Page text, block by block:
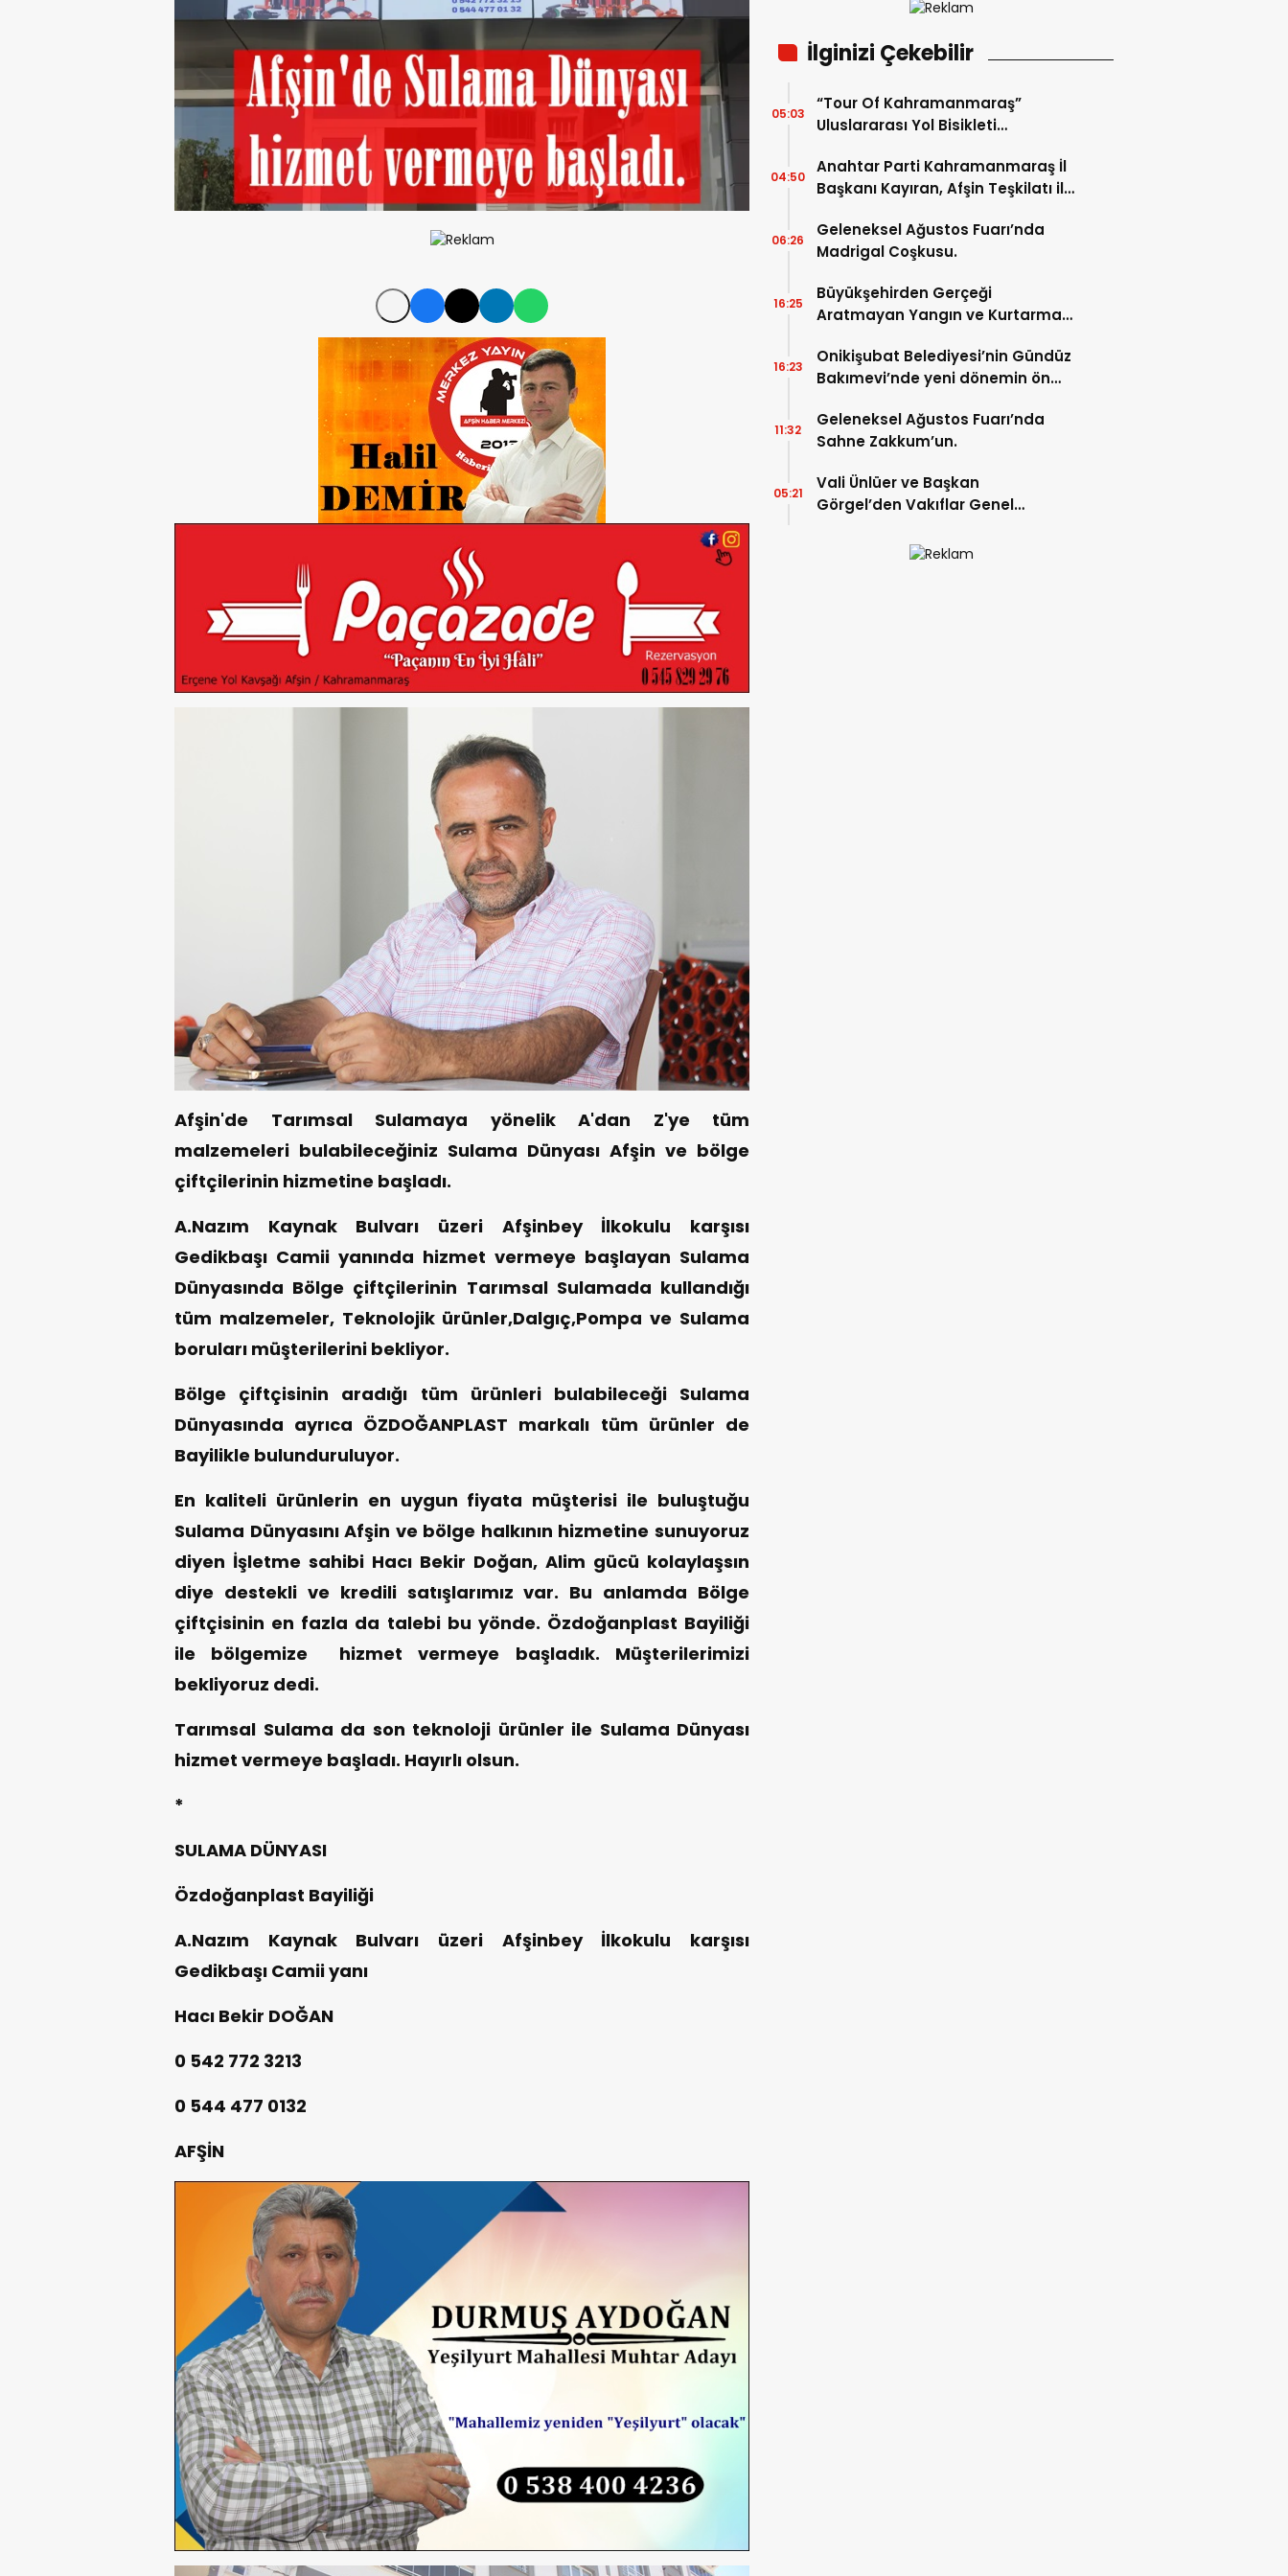
Afşin'de Tarımsal Sulamaya yönelik A'dan Z'ye tüm
malzemeleri bulabileceğiniz Sulama Dünyası Afşin ve bölge
çiftçilerinin hizmetine başladı.
A.Nazım Kaynak Bulvarı üzeri Afşinbey İlkokulu karşısı
Gedikbaşı Camii yanında hizmet vermeye başlayan Sulama
Dünyasında Bölge çiftçilerinin Tarımsal Sulamada kullandığı
tüm malzemeler, Teknolojik ürünler,Dalgıç,Pompa ve Sulama
boruları müşterilerini bekliyor.
Bölge çiftçisinin aradığı tüm ürünleri bulabileceği Sulama
Dünyasında ayrıca ÖZDOĞANPLAST markalı tüm ürünler de
Bayilikle bulunduruluyor.
En kaliteli ürünlerin en uygun fiyata müşterisi ile buluştuğu
Sulama Dünyasını Afşin ve bölge halkının hizmetine sunuyoruz
diyen İşletme sahibi Hacı Bekir Doğan, Alim gücü kolaylaşsın
diye destekli ve kredili satışlarımız var. Bu anlamda Bölge
çiftçisinin en fazla da talebi bu yönde. Özdoğanplast Bayiliği
ile bölgemize hizmet vermeye başladık. Müşterilerimizi
bekliyoruz dedi.
Tarımsal Sulama da son teknoloji ürünler ile Sulama Dünyası
hizmet vermeye başladı. Hayırlı olsun.
*
SULAMA DÜNYASI
Özdoğanplast Bayiliği
A.Nazım Kaynak Bulvarı üzeri Afşinbey İlkokulu karşısı
Gedikbaşı Camii yanı
Hacı Bekir DOĞAN
0 542 772 3213
0 544 477 0132
AFŞİN
İlginizi Çekebilir
“Tour Of Kahramanmaraş”
Uluslararası Yol Bisikleti
05:03
Anahtar Parti Kahramanmaraş İl
Başkanı Kayıran, Afşin Teşkilatı ile
04:50
Geleneksel Ağustos Fuarı’nda
Madrigal Coşkusu.
06:26
Büyükşehirden Gerçeği
Aratmayan Yangın ve Kurtarma
16:25
Onikişubat Belediyesi’nin Gündüz
Bakımevi’nde yeni dönemin ön
16:23
Geleneksel Ağustos Fuarı’nda
Sahne Zakkum’un.
11:32
Vali Ünlüer ve Başkan
Görgel’den Vakıflar Genel
05:21